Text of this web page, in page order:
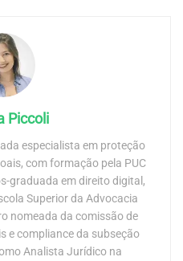
Piccoli
especialista em proteção
com formação pela PUC
graduada em direito digital,
Superior da Advocacia
nomeada da comissão de
e compliance da subseção
Analista Jurídico na